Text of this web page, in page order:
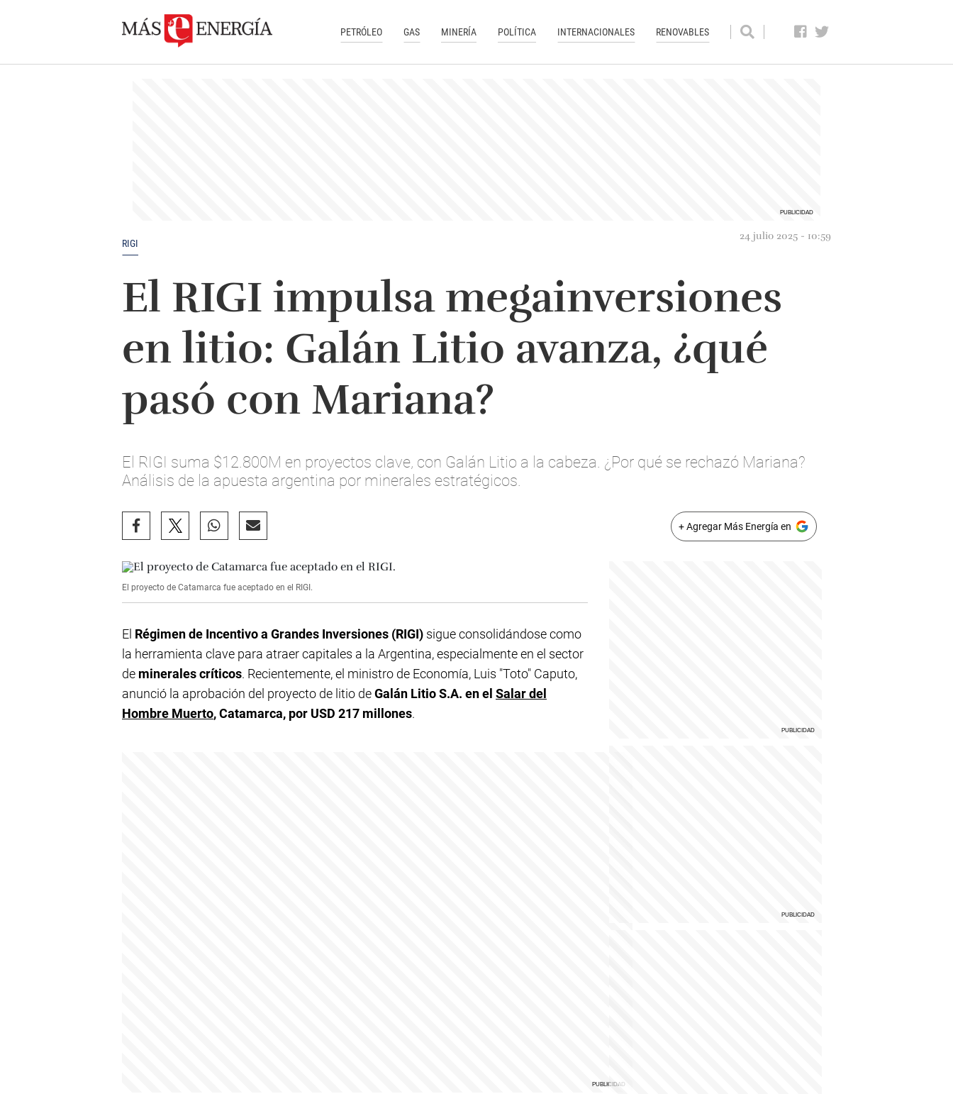
PETRÓLEO GAS MINERÍA POLÍTICA INTERNACIONALES RENOVABLES
RIGI
24 julio 2025 - 10:59
El RIGI impulsa megainversiones
en litio: Galán Litio avanza, ¿qué
pasó con Mariana?
El RIGI suma $12.800M en proyectos clave, con Galán Litio a la cabeza. ¿Por qué se rechazó Mariana?
Análisis de la apuesta argentina por minerales estratégicos.
+ Agregar Más Energía en
El proyecto de Catamarca fue aceptado en el RIGI.
El Régimen de Incentivo a Grandes Inversiones (RIGI) sigue consolidándose como
la herramienta clave para atraer capitales a la Argentina, especialmente en el sector
de minerales críticos. Recientemente, el ministro de Economía, Luis "Toto" Caputo,
anunció la aprobación del proyecto de litio deGalán Litio S.A. en el Salar del
Hombre Muerto, Catamarca, por USD 217 millones.